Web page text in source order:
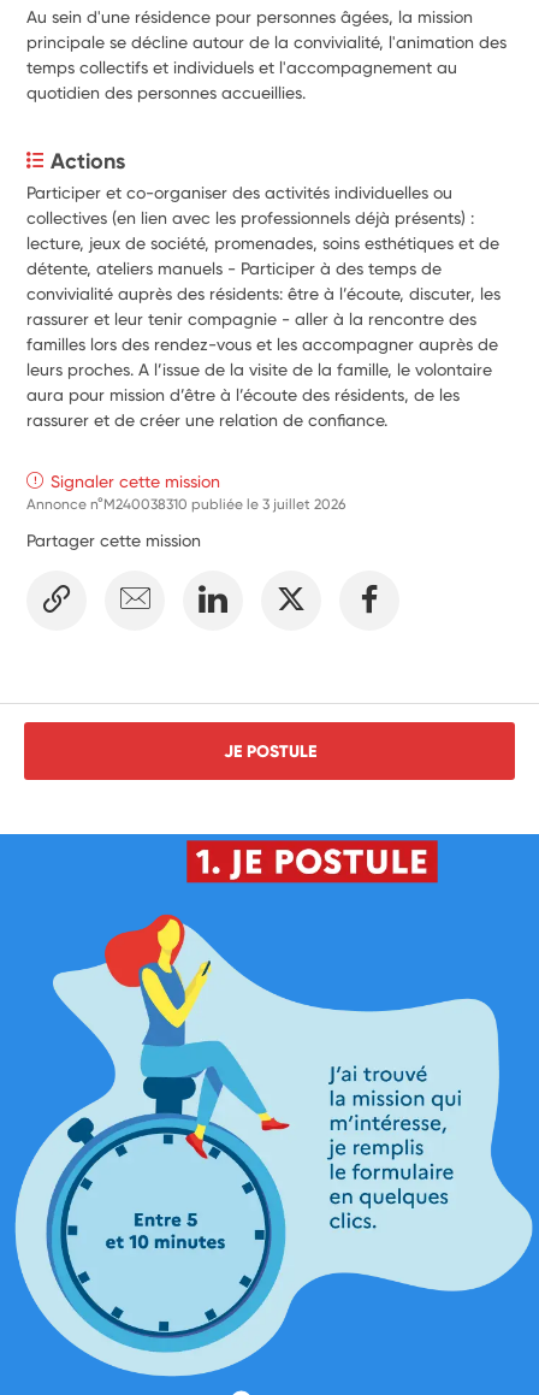
Au sein d'une résidence pour personnes âgées, la mission
principale se décline autour de la convivialité, l'animation des
temps collectifs et individuels et l'accompagnement au
quotidien des personnes accueillies.
Actions
Participer et co-organiser des activités individuelles ou
collectives (en lien avec les professionnels déjà présents) :
lecture, jeux de société, promenades, soins esthétiques et de
détente, ateliers manuels - Participer à des temps de
convivialité auprès des résidents: être à l’écoute, discuter, les
rassurer et leur tenir compagnie - aller à la rencontre des
familles lors des rendez-vous et les accompagner auprès de
leurs proches. A l’issue de la visite de la famille, le volontaire
aura pour mission d’être à l’écoute des résidents, de les
rassurer et de créer une relation de confiance.
Signaler cette mission
Annonce n°M240038310 publiée le3 juillet 2026
Partager cette mission
JE POSTULE